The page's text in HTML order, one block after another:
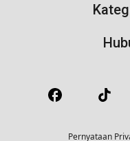
Pernyataan